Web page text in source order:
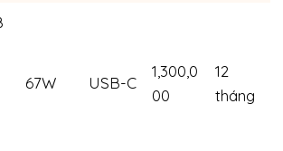
67W USB-C
1,300,0
00
12
tháng